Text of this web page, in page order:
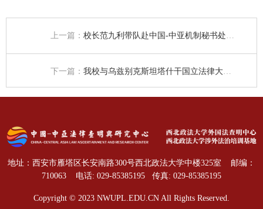
上一篇： 校长范九利带队赴中国-中亚机制秘书处调研交流
下一篇： 我校与乌兹别克斯坦塔什干国立法律大学共同参加2025丝绸之路国际产学研用合作会议暨教育合作交流活动
地址：西安市雁塔区长安南路300号西北政法大学中楼325室
邮编：
710063
电话: 029-85385195 传真: 029-85385195
Copyright © 2023 NWUPL.EDU.CN All Rights Reserved.